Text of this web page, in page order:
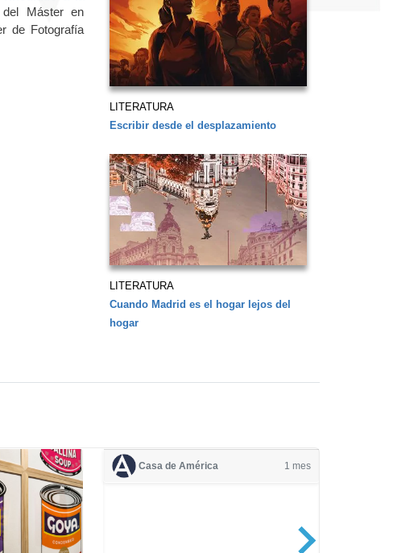
del Máster en
de Fotografía
LITERATURA
Escribir desde el desplazamiento
LITERATURA
Cuando Madrid es el hogar lejos del
hogar
Casa de América 1 mes